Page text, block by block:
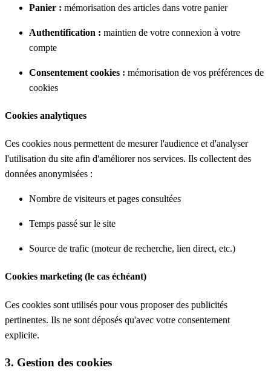
Panier : mémorisation des articles dans votre panier
Authentification : maintien de votre connexion à votre
compte
Consentement cookies : mémorisation de vos préférences de
cookies
Cookies analytiques
Ces cookies nous permettent de mesurer l'audience et d'analyser
l'utilisation du site afin d'améliorer nos services. Ils collectent des
données anonymisées :
Nombre de visiteurs et pages consultées
Temps passé sur le site
Source de trafic (moteur de recherche, lien direct, etc.)
Cookies marketing (le cas échéant)
Ces cookies sont utilisés pour vous proposer des publicités
pertinentes. Ils ne sont déposés qu'avec votre consentement
explicite.
3. Gestion des cookies